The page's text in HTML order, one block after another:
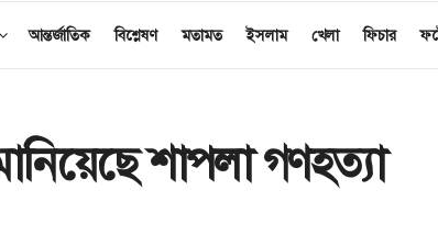
আন্তর্জাতিক বিশ্লেষণ মতামত ইসলাম খেলা ফিচার
শাপলা গণহত্যা